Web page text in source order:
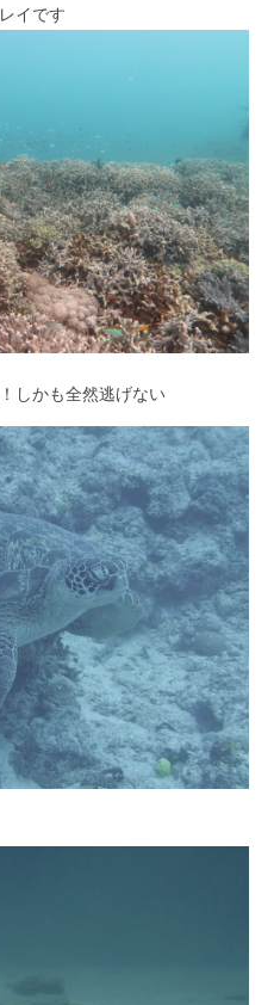
イです
しかも全然逃げない